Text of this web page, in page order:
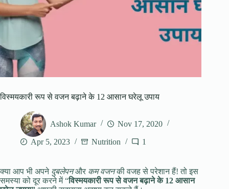
विस्मयकारी रूप से वजन बढ़ाने के 12 आसान घरेलू उपाय
Ashok Kumar Nov 17, 2020
Apr 5, 2023 Nutrition 1
क्या आप भी अपने दुबलेपनऔर कम वजनकी वजह से परेशान हैं! तो इस
समस्या को दूर करने में “विस्मयकारी रूप से वजन बढ़ाने के 12 आसान